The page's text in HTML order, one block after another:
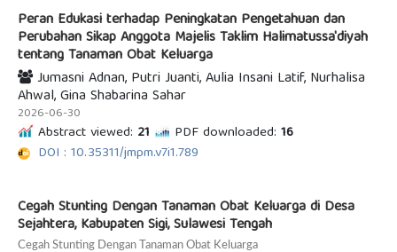
Peran Edukasi terhadap Peningkatan Pengetahuan dan
Perubahan Sikap Anggota Majelis Taklim Halimatussa'diyah
tentang Tanaman Obat Keluarga
Jumasni Adnan, Putri Juanti, Aulia Insani Latif, Nurhalisa
Ahwal, Gina Shabarina Sahar
2026-06-30
Abstract viewed: 21 PDF downloaded: 16
DOI : 10.35311/jmpm.v7i1.789
Cegah Stunting Dengan Tanaman Obat Keluarga di Desa
Sejahtera, Kabupaten Sigi, Sulawesi Tengah
Cegah Stunting Dengan Tanaman Obat Keluarga